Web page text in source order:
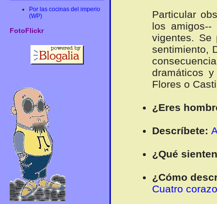
Particular
los
vigentes. Se
sentimiento,
dramáticos
Flores o
¿Eres
Descríbete:
¿Qué
¿Cómo
Cuatro
Por las cocinas del imperio
(WP)
FotoFlickr